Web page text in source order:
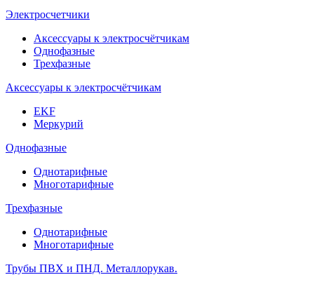
Электросчетчики
Аксессуары к электросчётчикам
Однофазные
Трехфазные
Аксессуары к электросчётчикам
EKF
Меркурий
Однофазные
Однотарифные
Многотарифные
Трехфазные
Однотарифные
Многотарифные
Трубы ПВХ и ПНД. Металлорукав.